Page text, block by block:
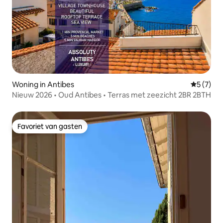
Woning in Antibes
5 (7)
Nieuw 2026 • Oud Antibes • Terras met zeezicht 2BR 2BTH
Favoriet van gasten
Favoriet van gasten